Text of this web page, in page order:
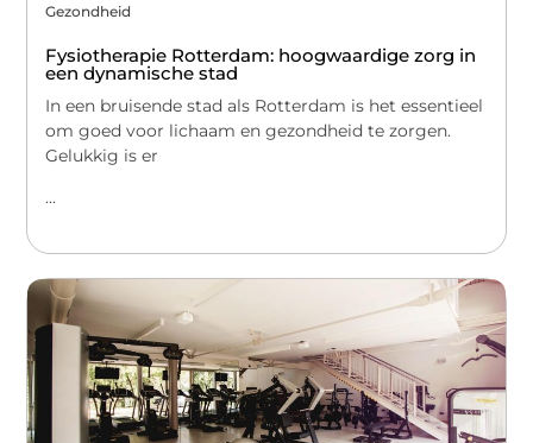
Gezondheid
Fysiotherapie Rotterdam: hoogwaardige zorg in
een dynamische stad
In een bruisende stad als Rotterdam is het essentieel
om goed voor lichaam en gezondheid te zorgen.
Gelukkig is er
...